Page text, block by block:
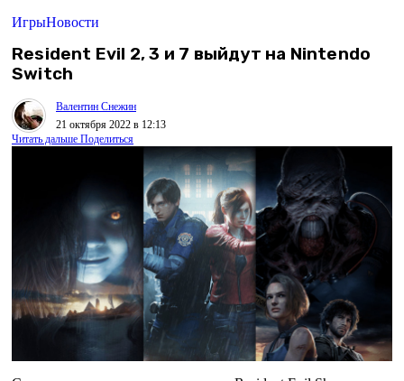
ИгрыНовости
Resident Evil 2, 3 и 7 выйдут на Nintendo
Switch
Валентин Снежин
21 октября 2022 в 12:13
Читать дальше Поделиться